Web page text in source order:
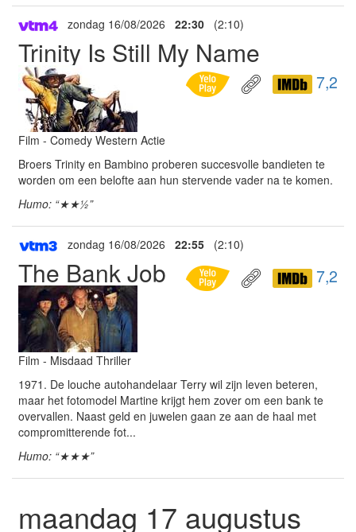
zondag 16/08/2026 22:30 (2:10)
Trinity Is Still My Name
7,2
Film - Comedy Western Actie
Broers Trinity en Bambino proberen succesvolle bandieten te
worden om een belofte aan hun stervende vader na te komen.
Humo: “★★½”
zondag 16/08/2026 22:55 (2:10)
The Bank Job 7,2
Film - Misdaad Thriller
1971. De louche autohandelaar Terry wil zijn leven beteren,
maar het fotomodel Martine krijgt hem zover om een bank te
overvallen. Naast geld en juwelen gaan ze aan de haal met
compromitterende fot...
Humo: “★★★”
maandag 17 augustus